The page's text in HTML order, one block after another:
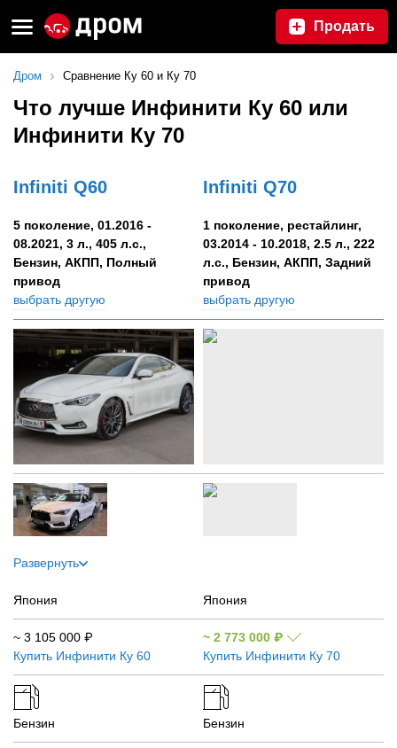
Продать
Дром Сравнение Ку 60 и Ку 70
Что лучше Инфинити Ку 60 или
Инфинити Ку 70
Infiniti Q60 Infiniti Q70
5 поколение, 01.2016 -
08.2021, 3 л., 405 л.с.,
Бензин, АКПП, Полный
привод
выбрать другую
1 поколение, рестайлинг,
03.2014 - 10.2018, 2.5 л., 222
л.с., Бензин, АКПП, Задний
привод
выбрать другую
Развернуть
Япония Япония
~ 3 105 000 ₽
Купить Инфинити Ку 60
~ 2 773 000 ₽
Купить Инфинити Ку 70
Бензин Бензин